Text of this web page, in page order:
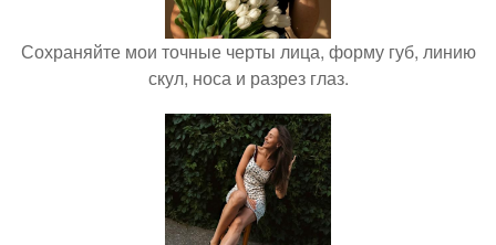
Сохраняйте мои точные черты лица, форму губ, линию
скул, носа и разрез глаз.